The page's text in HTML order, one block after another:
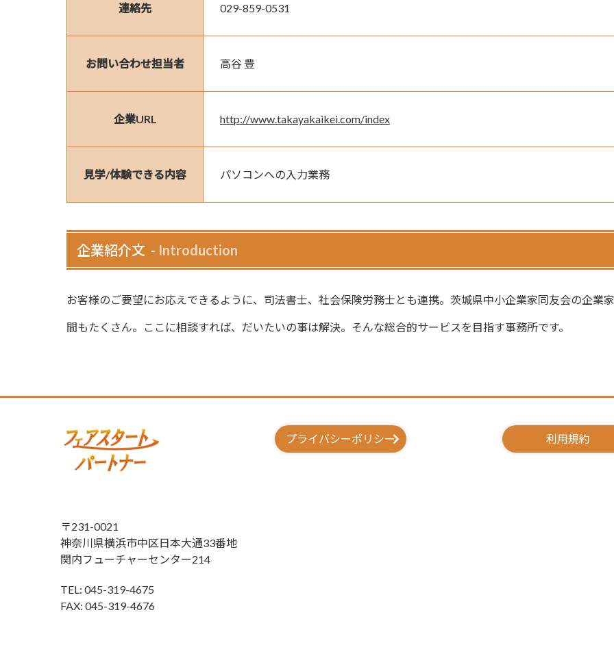
連絡先 029-859-0531
お問い合わせ担当者 高谷 豊
企業URL http://www.takayakaikei.com/index
見学/体験できる内容 パソコンへの入力業務
企業紹介文 Introduction
お客様のご要望にお応えできるように、司法書士、社会保険労務士とも連携。茨城県中小企業家同友会の企業
間もたくさん。ここに相談すれば、だいたいの事は解決。そんな総合的サービスを目指す事務所です。
プライバシーポリシー 利用規約
〒231-0021
神奈川県横浜市中区日本大通33番地
関内フューチャーセンター214
TEL: 045-319-4675
FAX: 045-319-4676